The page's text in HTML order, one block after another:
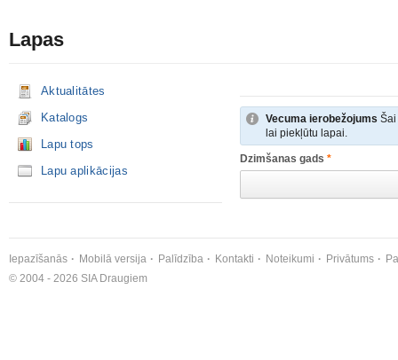
Lapas
Aktualitātes
Katalogs
Lapu tops
Lapu aplikācijas
Vecuma ierobežojums Šai
lai piekļūtu lapai.
Dzimšanas gads *
Iepazīšanās Mobilā versija Palīdzība Kontakti Noteikumi Privātums
© 2004 - 2026 SIA Draugiem